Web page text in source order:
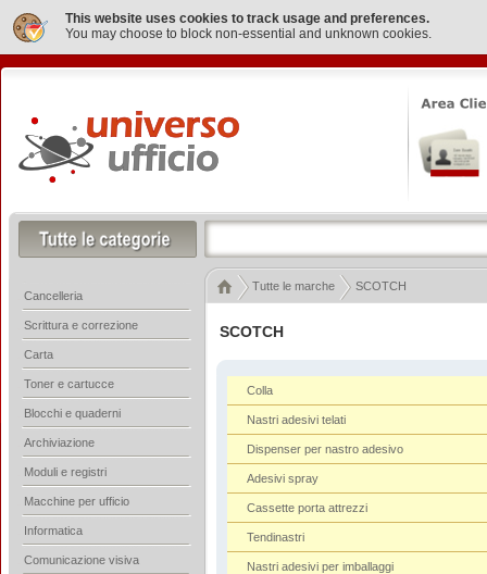
This website uses cookies to track usage and preferences.
You may choose to block non-essential and unknown cookies.
SCOTCH
Colla
Nastri adesivi telati
Dispenser per nastro adesivo
Adesivi spray
Cassette porta attrezzi
Tendinastri
Nastri adesivi per imballaggi
Cancelleria
Scrittura e correzione
Carta
Toner e cartucce
Blocchi e quaderni
Archiviazione
Moduli e registri
Macchine per ufficio
Informatica
Comunicazione visiva
Tutte le marche SCOTCH